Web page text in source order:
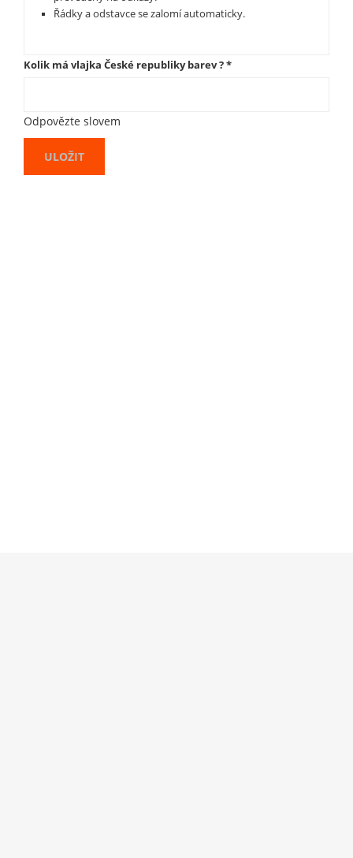
Řádky a odstavce se zalomí automaticky.
Kolik má vlajka České republiky barev ?*
Odpovězte slovem